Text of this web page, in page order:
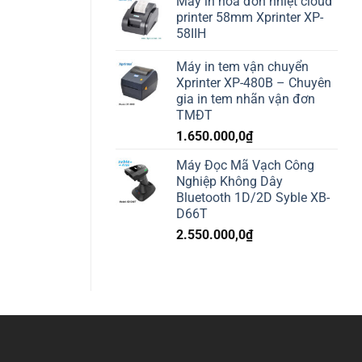
printer 58mm Xprinter XP-
58IIH
Máy in tem vận chuyển
Xprinter XP-480B – Chuyên
gia in tem nhãn vận đơn
TMĐT
1.650.000,0₫
Máy Đọc Mã Vạch Công
Nghiệp Không Dây
Bluetooth 1D/2D Syble XB-
D66T
2.550.000,0₫